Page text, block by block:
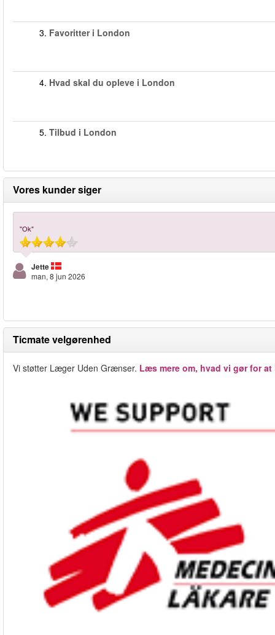
3. Favoritter i London
4. Hvad skal du opleve i London
5. Tilbud i London
Vores kunder siger
"Ok"
Jette
man, 8 jun 2026
Ticmate velgørenhed
Vi støtter Læger Uden Grænser. Læs mere om, hvad vi gør for